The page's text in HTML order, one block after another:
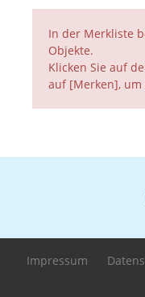
In der Merkliste
Objekte.
Klicken Sie auf
auf [Merken],
Impressum